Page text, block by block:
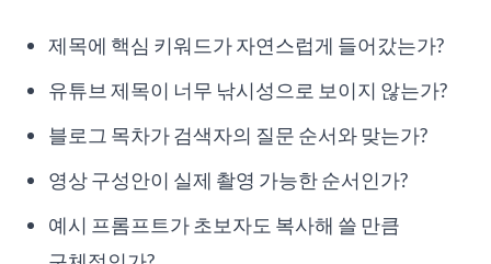
제목에 핵심 키워드가 자연스럽게 들어갔는가?
유튜브 제목이 너무 낚시성으로 보이지 않는가?
블로그 목차가 검색자의 질문 순서와 맞는가?
영상 구성안이 실제 촬영 가능한 순서인가?
예시 프롬프트가 초보자도 복사해 쓸 만큼